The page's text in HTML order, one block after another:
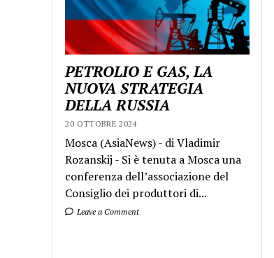
PETROLIO E GAS, LA
NUOVA STRATEGIA
DELLA RUSSIA
20 OTTOBRE 2024
Mosca (AsiaNews) - di Vladimir
Rozanskij - Si è tenuta a Mosca una
conferenza dell’associazione del
Consiglio dei produttori di...
Leave a Comment